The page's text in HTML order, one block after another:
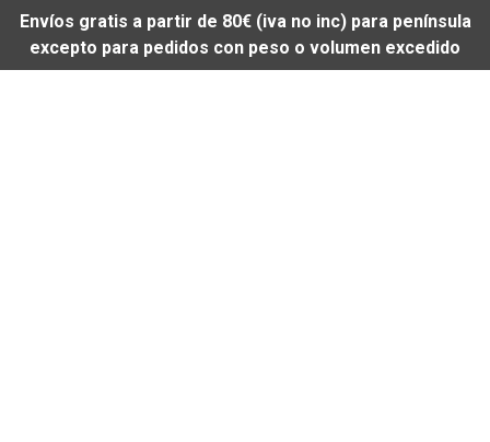
Envíos gratis a partir de 80€ (iva no inc) para península
excepto para pedidos con peso o volumen excedido